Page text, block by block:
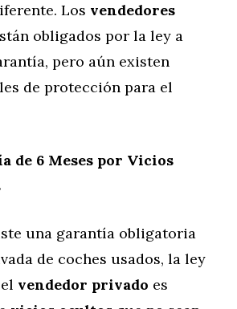
Los vendedores
obligados por la ley a
pero aún existen
de protección para el
de 6 Meses por Vicios
una garantía obligatoria
de coches usados, la ley
vendedor privado es